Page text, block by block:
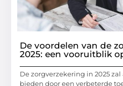
De voordelen van de
2025: een vooruitblik
De zorgverzekering in 2025
bieden door een verbeterde